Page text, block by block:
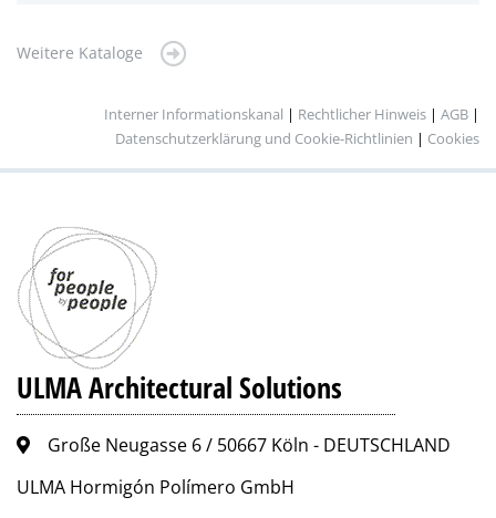
Weitere Kataloge
Interner Informationskanal | Rechtlicher Hinweis | AGB |
Datenschutzerklärung und Cookie-Richtlinien | Cookies
ULMA Architectural Solutions
Große Neugasse 6 / 50667 Köln - DEUTSCHLAND
ULMA Hormigón Polímero GmbH